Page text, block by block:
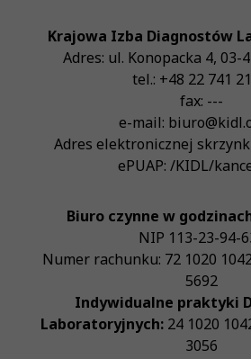
Krajowa Izba Diagnostów
Adres: ul. Konopacka 4, 03-
tel.: +48 22 741
fax: ---
e-mail:
Adres elektronicznej
ePUAP: /KIDL/
Biuro czynne w
NIP 113-23-94-
Numer rachunku: 72 1020
5692
Indywidualne praktyki
Laboratoryjnych:24 1020
3056